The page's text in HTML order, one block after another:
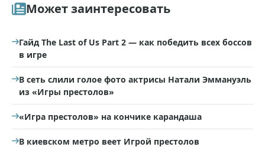
Может заинтересовать
Гайд The Last of Us Part 2 — как победить всех боссов
в игре
В сеть слили голое фото актрисы Натали Эммануэль
из «Игры престолов»
«Игра престолов» на кончике карандаша
В киевском метро веет Игрой престолов